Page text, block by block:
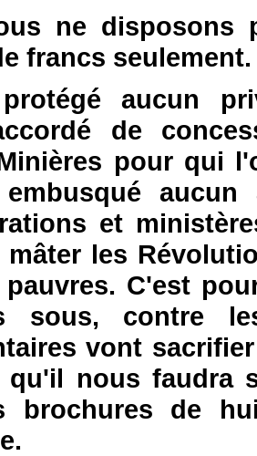
ne disposons
francs seulement.
aucun
de
pour qui
et
les
pauvres. C'est
sous, contre
vont
qu'il nous faudra
brochures de